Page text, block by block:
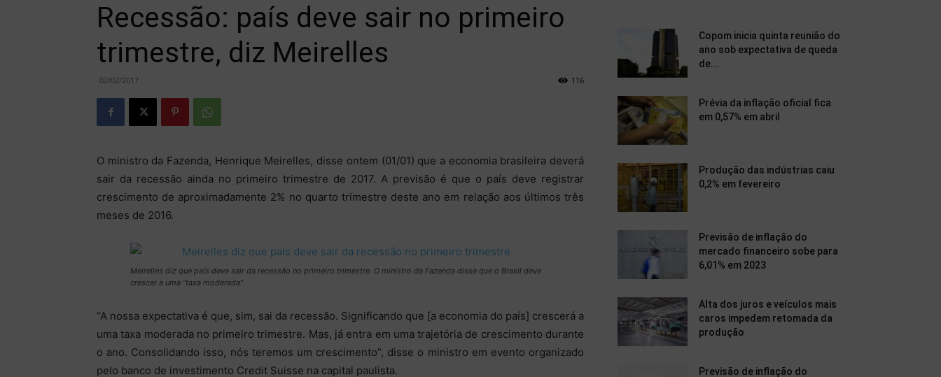
Recessão: país deve sair no primeiro
trimestre, diz Meirelles
02/02/2017 116
O ministro da Fazenda, Henrique Meirelles, disse ontem (01/01) que a economia brasileira deverá
sair da recessão ainda no primeiro trimestre de 2017. A previsão é que o país deve registrar
crescimento de aproximadamente 2% no quarto trimestre deste ano em relação aos últimos três
meses de 2016.
Meirelles diz que país deve sair da recessão no primeiro trimestre. O ministro da Fazenda disse que o Brasil deve
crescer a uma “taxa moderada”
“A nossa expectativa é que, sim, sai da recessão. Significando que [a economia do país] crescerá a
uma taxa moderada no primeiro trimestre. Mas, já entra em uma trajetória de crescimento durante
o ano. Consolidando isso, nós teremos um crescimento”, disse o ministro em evento organizado
pelo banco de investimento Credit Suisse na capital paulista.
Copom inicia quinta reunião do
ano sob expectativa de queda
de...
Prévia da inflação oficial fica
em 0,57% em abril
Produção das indústrias caiu
0,2% em fevereiro
Previsão de inflação do
mercado financeiro sobe para
6,01% em 2023
Alta dos juros e veículos mais
caros impedem retomada da
produção
Previsão de inflação do